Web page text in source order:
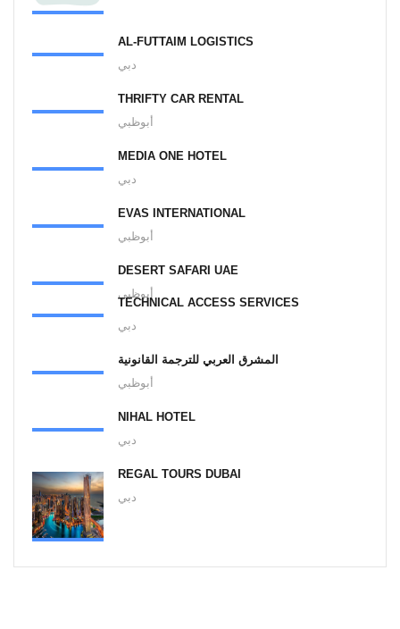
AL-FUTTAIM LOGISTICS
دبي
THRIFTY CAR RENTAL
أبوظبي
MEDIA ONE HOTEL
دبي
EVAS INTERNATIONAL
أبوظبي
DESERT SAFARI UAE
أبوظبي
TECHNICAL ACCESS SERVICES
دبي
المشرق العربي للترجمة القانونية
أبوظبي
NIHAL HOTEL
دبي
REGAL TOURS DUBAI
دبي